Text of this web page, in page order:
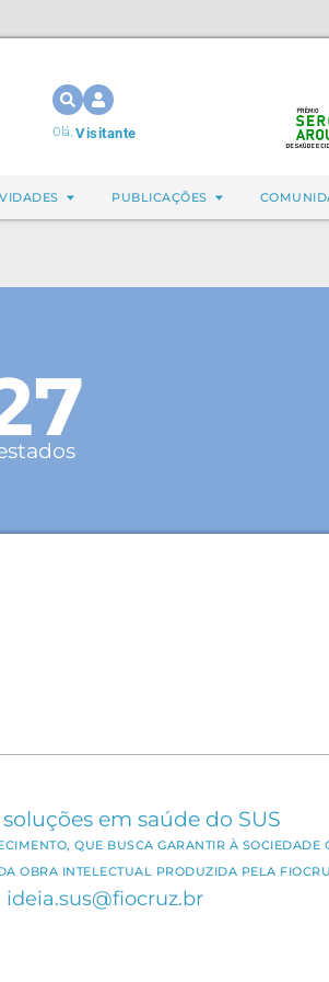
Olá,Visitante
PUBLICAÇÕES
em saúde do SUS
QUE BUSCA GARANTIR À SOCIEDADE
OBRA INTELECTUAL PRODUZIDA PELA
ideia.sus@fiocruz.br